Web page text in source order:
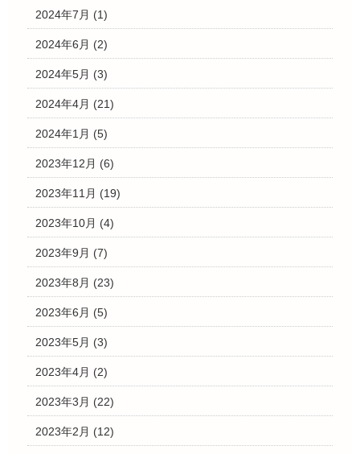
2024年7月 (1)
2024年6月 (2)
2024年5月 (3)
2024年4月 (21)
2024年1月 (5)
2023年12月 (6)
2023年11月 (19)
2023年10月 (4)
2023年9月 (7)
2023年8月 (23)
2023年6月 (5)
2023年5月 (3)
2023年4月 (2)
2023年3月 (22)
2023年2月 (12)